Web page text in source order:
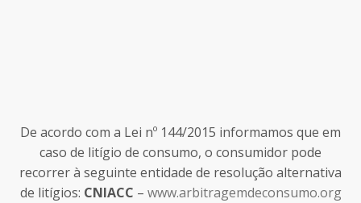
De acordo com a Lei nº 144/2015 informamos que em
caso de litígio de consumo, o consumidor pode
recorrer à seguinte entidade de resolução alternativa
de litígios: CNIACC – www.arbitragemdeconsumo.org